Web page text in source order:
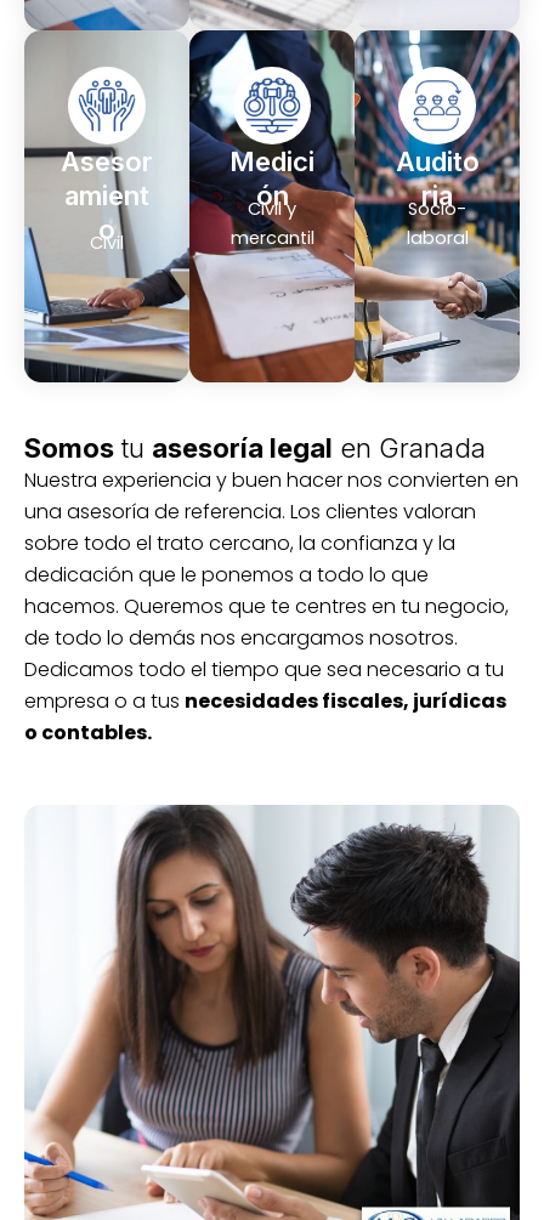
Asesor
amient
o
Civil
Medici
ón
Civil y
mercantil
Audito
ria
Socio-
laboral
Somostu asesoría legal en Granada
Nuestra experiencia y buen hacer nos convierten en
una asesoría de referencia. Los clientes valoran
sobre todo el trato cercano, la confianza y la
dedicación que le ponemos a todo lo que
hacemos. Queremos que te centres en tu negocio,
de todo lo demás nos encargamos nosotros.
Dedicamos todo el tiempo que sea necesario a tu
empresa o a tus necesidades fiscales, jurídicas
o contables.